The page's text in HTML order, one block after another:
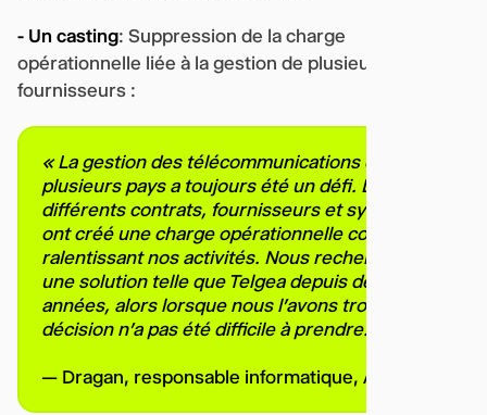
- Un casting: Suppression de la charge
opérationnelle liée à la gestion de plusieurs
fournisseurs :
« La gestion des télécommunications dans
plusieurs pays a toujours été un défi. Les
différents contrats, fournisseurs et systèmes
ont créé une charge opérationnelle continue,
ralentissant nos activités. Nous recherchions
une solution telle que Telgea depuis des
années, alors lorsque nous l'avons trouvée, la
décision n'a pas été difficile à prendre. »
— Dragan, responsable informatique, Acast